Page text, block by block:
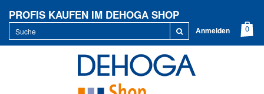
PROFIS KAUFEN IM DEHOGA SHOP
Anmelden